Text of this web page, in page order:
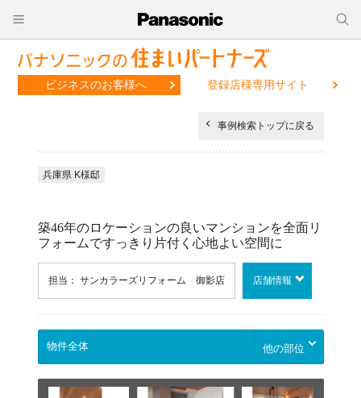
ビジネスのお客様へ 登録店様専用サイト
事例検索トップに戻る
兵庫県 K様邸
築46年のロケーションの良いマンションを全面リ
フォームですっきり片付く心地よい空間に
担当： サンカラーズリフォーム 御影店 店舗情報
他の部位